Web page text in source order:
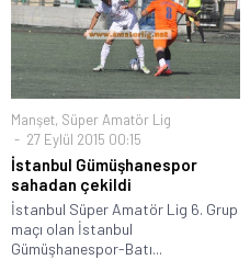
Manşet, Süper Amatör Lig
27 Eylül 2015 00:15
İstanbul Gümüşhanespor
sahadan çekildi
İstanbul Süper Amatör Lig 6. Grup
maçı olan İstanbul
Gümüşhanespor-Batı...